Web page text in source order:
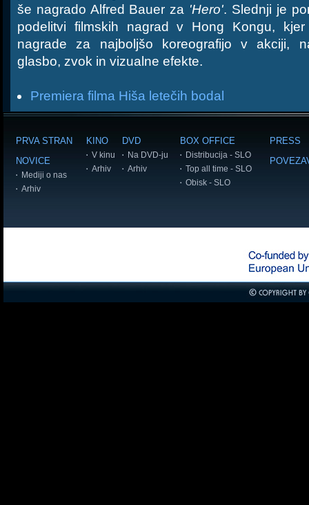
še nagrado Alfred Bauer za 'Hero'. Slednji je
podelitvi filmskih nagrad v Hong Kongu,
nagrade za najboljšo koreografijo v akciji,
glasbo, zvok in vizualne efekte.
Premiera filma Hiša letečih bodal
PRVA STRAN
NOVICE
Mediji o nas
Arhiv
KINO
V kinu
Arhiv
DVD
Na DVD-ju
Arhiv
BOX OFFICE
Distribucija - SLO
Top all time - SLO
Obisk - SLO
PRESS